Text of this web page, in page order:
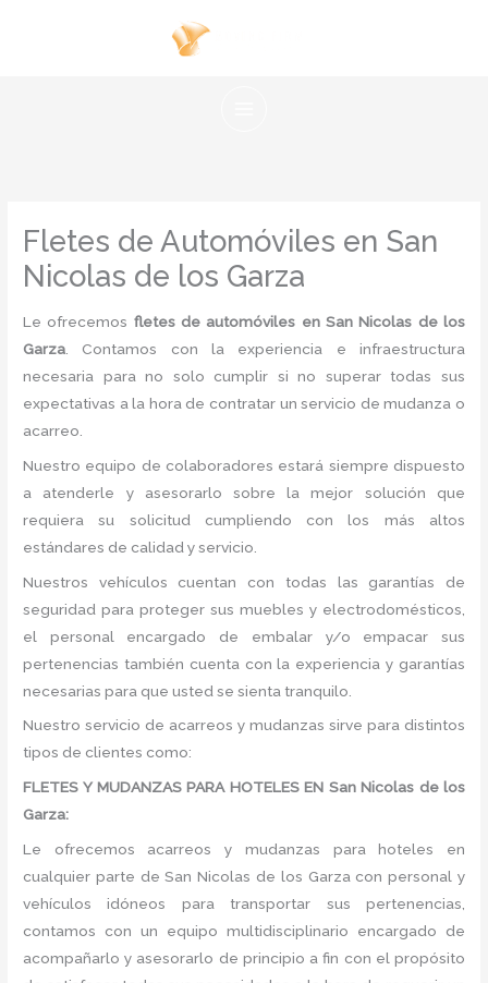
Fletes de Automóviles en San
Nicolas de los Garza
Le ofrecemos fletes de automóviles en San Nicolas de los
Garza . Contamos con la experiencia e infraestructura
necesaria para no solo cumplir si no superar todas sus
expectativas a la hora de contratar un servicio de mudanza o
acarreo.
Nuestro equipo de colaboradores estará siempre dispuesto
a atenderle y asesorarlo sobre la mejor solución que
requiera su solicitud cumpliendo con los más altos
estándares de calidad y servicio.
Nuestros vehículos cuentan con todas las garantías de
seguridad para proteger sus muebles y electrodomésticos,
el personal encargado de embalar y/o empacar sus
pertenencias también cuenta con la experiencia y garantías
necesarias para que usted se sienta tranquilo.
Nuestro servicio de acarreos y mudanzas sirve para distintos
tipos de clientes como:
FLETES Y MUDANZAS PARA HOTELES EN San Nicolas de los
Garza:
Le ofrecemos acarreos y mudanzas para hoteles en
cualquier parte de San Nicolas de los Garza con personal y
vehículos idóneos para transportar sus pertenencias,
contamos con un equipo multidisciplinario encargado de
acompañarlo y asesorarlo de principio a fin con el propósito